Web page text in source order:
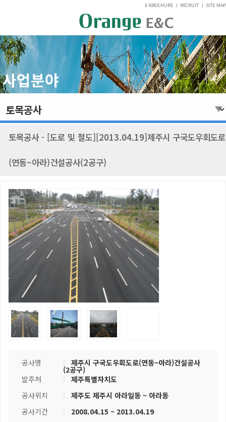
E-BROCHURE ㅣ RECRUIT ㅣ SITE MAP
사업분야
토목공사 - [도로 및 철도][2013.04.19]제주시 구국도우회도로
(연동~아라)건설공사(2공구)
공사명 : 제주시 구국도우회도로(연동~아라)건설공사
(2공구)
발주처
:
제주특별자치도
공사위치
:
제주도 제주시 아라일동 ~ 아라동
공사기간
:
2008.04.15 ~ 2013.04.19